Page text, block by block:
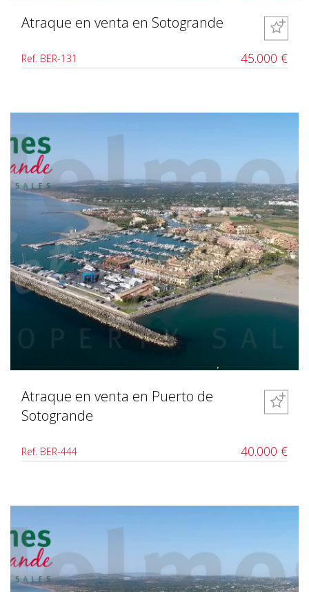
Atraque en venta en Sotogrande
Ref. BER-131 45.000 €
Atraque en venta en Puerto de
Sotogrande
Ref. BER-444 40.000 €